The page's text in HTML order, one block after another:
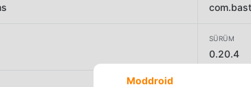
SÜRÜM
0.20.4
Moddroid